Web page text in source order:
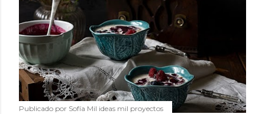
Publicado por Sofía Mil ideas mil proyectos